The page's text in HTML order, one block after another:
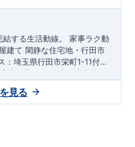
結する生活動線。 家事ラク動
建て 閑静な住宅地・行田市
：埼玉県行田市栄町1-11付近
求・現地を見学したい・環境
ダウンライトを採用しお洒
暮らせる、3LDKのゆとり
天井で解放感溢れる空間に
見る